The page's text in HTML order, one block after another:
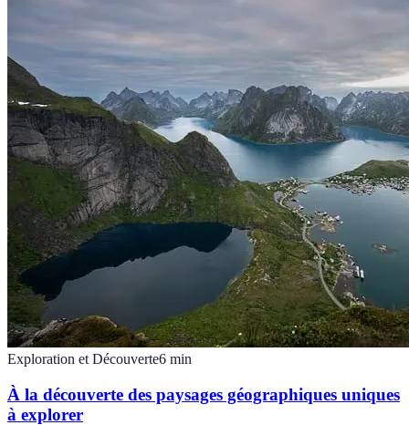
Exploration et Découverte6 min
À la découverte des paysages géographiques uniques
à explorer